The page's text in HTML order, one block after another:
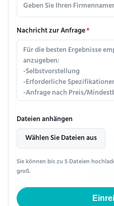
Nachricht zur Anfrage*
Dateien anhängen
Wählen Sie Dateien aus
Sie können bis zu 5 Dateien
groß.